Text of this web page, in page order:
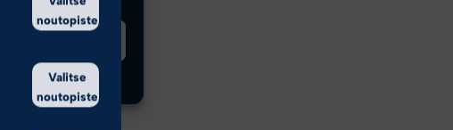
noutopiste
Valitse
noutopiste